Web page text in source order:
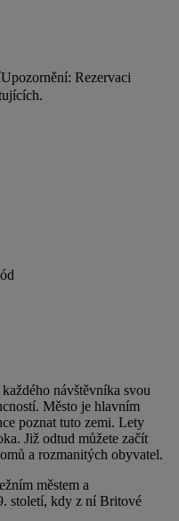
Upozornění: Rezervaci
návštěvníka svou
Město je hlavním
poznat tuto zemi. Lety
Již odtud můžete začít
a rozmanitých obyvatel.
městem a
století, kdy z ní Britové